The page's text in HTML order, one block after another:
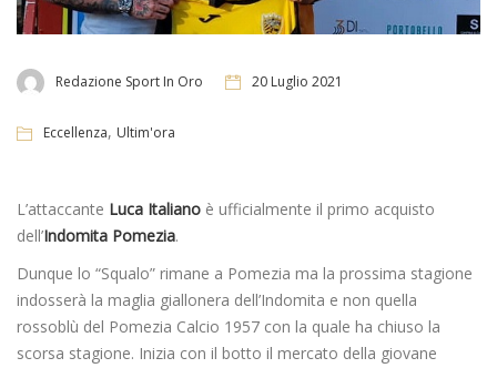
Redazione Sport In Oro 20 Luglio 2021
Eccellenza, Ultim'ora
L’attaccante Luca Italiano è ufficialmente il primo acquisto
dell’Indomita Pomezia.
Dunque lo “Squalo” rimane a Pomezia ma la prossima stagione
indosserà la maglia giallonera dell’Indomita e non quella
rossoblù del Pomezia Calcio 1957 con la quale ha chiuso la
scorsa stagione. Inizia con il botto il mercato della giovane